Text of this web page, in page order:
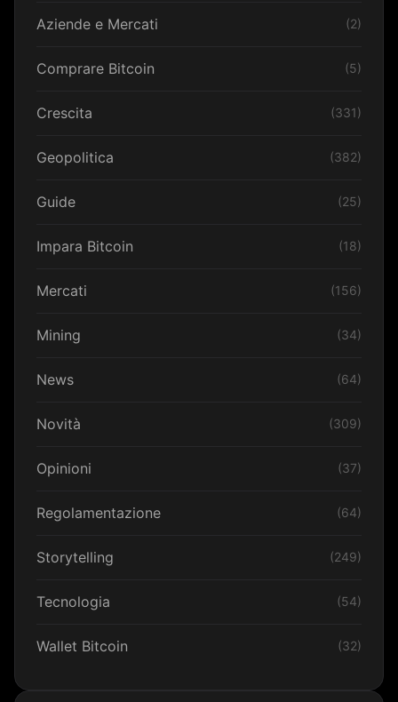
Aziende e Mercati (2)
Comprare Bitcoin (5)
Crescita (331)
Geopolitica (382)
Guide (25)
Impara Bitcoin (18)
Mercati (156)
Mining (34)
News (64)
Novità (309)
Opinioni (37)
Regolamentazione (64)
Storytelling (249)
Tecnologia (54)
Wallet Bitcoin (32)